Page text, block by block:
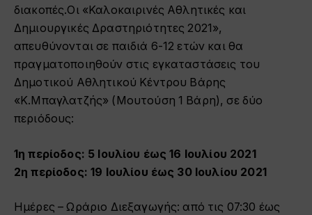
διακοπές.Οι «Καλοκαιρινές Αθλητικές και
Δημιουργικές Δραστηριότητες 2021»,
απευθύνονται σε παιδιά 6-12 ετών και θα
πραγματοποιηθούν στις εγκαταστάσεις του
Δημοτικού Αθλητικού Κέντρου Βάρης
«Κ.Μπαγλατζής» (Μουτούση 1 Βάρη), σε δύο
περιόδους:
1η περίοδος: 5 Ιουλίου έως 16 Ιουλίου 2021
2η περίοδος: 19 Ιουλίου έως 30 Ιουλίου 2021
Ημέρες – Ωράριο Διεξαγωγής: από τις 07:30 έως